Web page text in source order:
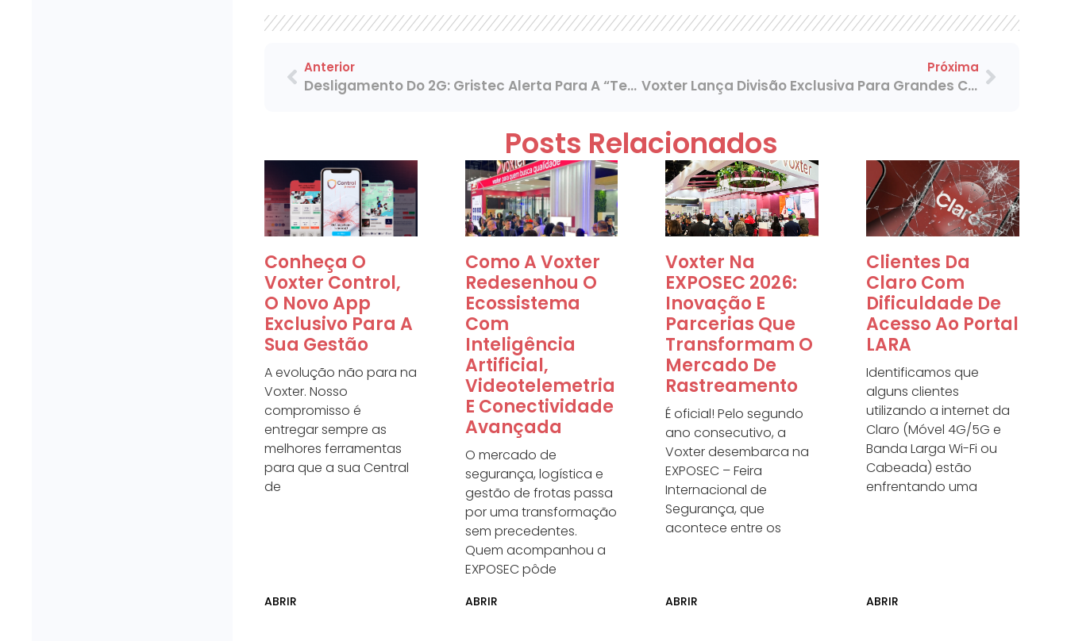
Anterior
Desligamento Do 2G: Gristec Alerta Para A “tensão Necessária” E Os Próximos Passos Para O Setor De Rastreamento
Próxima
Voxter Lança Divisão Exclusiva Para Grandes Contas E Reestrutura Condições Para Operações De Alto Volume
Posts Relacionados
Conheça O
Voxter Control,
O Novo App
Exclusivo Para A
Sua Gestão
A evolução não para na
Voxter. Nosso
compromisso é
entregar sempre as
melhores ferramentas
para que a sua Central
de
ABRIR
Como A Voxter
Redesenhou O
Ecossistema
Com
Inteligência
Artificial,
Videotelemetria
E Conectividade
Avançada
O mercado de
segurança, logística e
gestão de frotas passa
por uma transformação
sem precedentes.
Quem acompanhou a
EXPOSEC pôde
ABRIR
Voxter Na
EXPOSEC 2026:
Inovação E
Parcerias Que
Transformam O
Mercado De
Rastreamento
É oficial! Pelo segundo
ano consecutivo, a
Voxter desembarca na
EXPOSEC – Feira
Internacional de
Segurança, que
acontece entre os
ABRIR
Clientes Da
Claro Com
Dificuldade De
Acesso Ao Portal
LARA
Identificamos que
alguns clientes
utilizando a internet da
Claro (Móvel 4G/5G e
Banda Larga Wi-Fi ou
Cabeada) estão
enfrentando uma
ABRIR